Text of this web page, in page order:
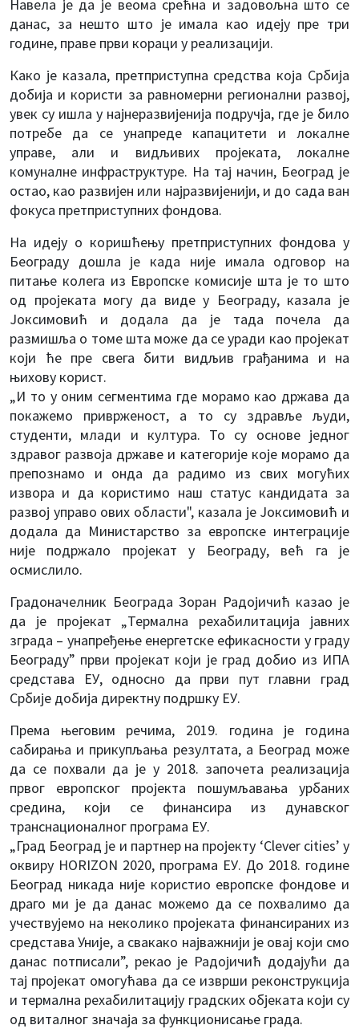
Навела је да је веома срећна и задовољна што се
данас, за нешто што је имала као идеју пре три
године, праве први кораци у реализацији.
Како је казала, претприступна средства која Србија
добија и користи за равномерни регионални развој,
увек су ишла у најнеразвијенија подручја, где је било
потребе да се унапреде капацитети и локалне
управе, али и видљивих пројеката, локалне
комуналне инфраструктуре. На тај начин, Београд је
остао, као развијен или најразвијенији, и до сада ван
фокуса претприступних фондова.
На идеју о коришћењу претприступних фондова у
Београду дошла је када није имала одговор на
питање колега из Европске комисије шта је то што
од пројеката могу да виде у Београду, казала је
Јоксимовић и додала да је тада почела да
размишља о томе шта може да се уради као пројекат
који ће пре свега бити видљив грађанима и на
њихову корист.
„И то у оним сегментима где морамо као држава да
покажемо приврженост, а то су здравље људи,
студенти, млади и култура. То су основе једног
здравог развоја државе и категорије које морамо да
препознамо и онда да радимо из свих могућих
извора и да користимо наш статус кандидата за
развој управо ових области", казала је Јоксимовић и
додала да Министарство за европске интеграције
није подржало пројекат у Београду, већ га је
осмислило.
Градоначелник Београда Зоран Радојичић казао је
да је пројекат „Термална рехабилитација јавних
зграда – унапређење енергетске ефикасности у граду
Београду” први пројекат који је град добио из ИПА
средстава ЕУ, односно да први пут главни град
Србије добија директну подршку ЕУ.
Према његовим речима, 2019. година је година
сабирања и прикупљања резултата, а Београд може
да се похвали да је у 2018. започета реализација
првог европског пројекта пошумљавања урбаних
средина, који се финансира из дунавског
транснационалног програма ЕУ.
„Град Београд је и партнер на пројекту ‘Clever cities’ у
оквиру HORIZON 2020, програма ЕУ. До 2018. године
Београд никада није користио европске фондове и
драго ми је да данас можемо да се похвалимо да
учествујемо на неколико пројеката финансираних из
средстава Уније, а свакако најважнији је овај који смо
данас потписали”, рекао је Радојичић додајући да
тај пројекат омогућава да се изврши реконструкција
и термална рехабилитацију градских објеката који су
од виталног значаја за функционисање града.